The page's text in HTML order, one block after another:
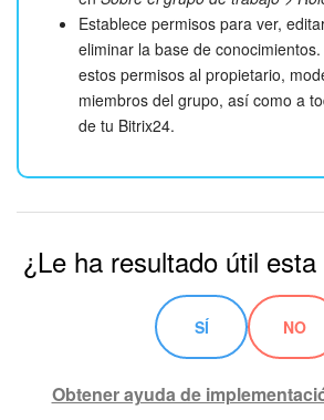
Establece permisos para ver,
eliminar la base de
estos permisos al propietario,
miembros del grupo, así como a
de tu Bitrix24.
¿Le ha resultado útil
SÍ NO
Obtener ayuda de